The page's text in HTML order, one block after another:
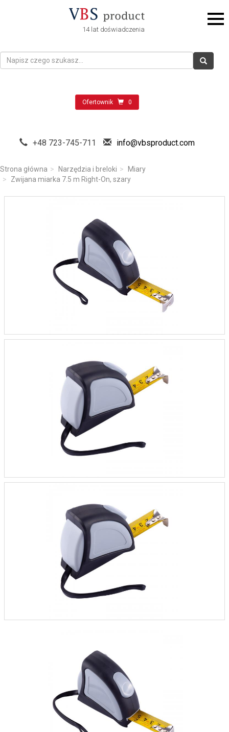
14 lat doświadczenia
Ofertownik 0
+48 723-745-711 info@vbsproduct.com
Strona główna Narzędzia i breloki
Miary
Zwijana miarka 7.5 m Right-On, szary